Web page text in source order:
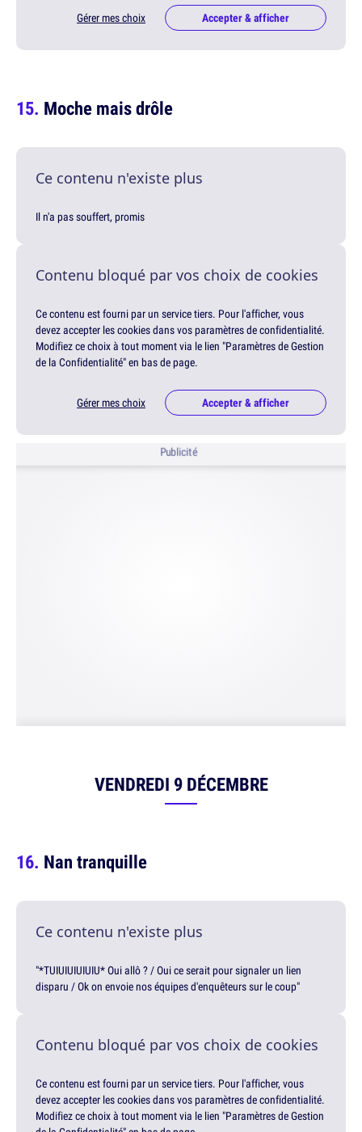
Gérer mes choix Accepter & afficher
Moche mais drôle
Ce contenu n'existe plus
Il n'a pas souffert, promis
Contenu bloqué par vos choix de cookies
Ce contenu est fourni par un service tiers. Pour l'afficher, vous
devez accepter les cookies dans vos paramètres de confidentialité.
Modifiez ce choix à tout moment via le lien "Paramètres de Gestion
de la Confidentialité" en bas de page.
Gérer mes choix Accepter & afficher
Publicité
VENDREDI 9 DÉCEMBRE
Nan tranquille
Ce contenu n'existe plus
"*TUIUIUIUIUIU* Oui allô ? / Oui ce serait pour signaler un lien
disparu / Ok on envoie nos équipes d'enquêteurs sur le coup"
Contenu bloqué par vos choix de cookies
Ce contenu est fourni par un service tiers. Pour l'afficher, vous
devez accepter les cookies dans vos paramètres de confidentialité.
Modifiez ce choix à tout moment via le lien "Paramètres de Gestion